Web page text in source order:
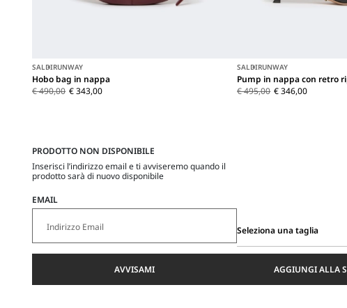
SALDIRUNWAY
Hobo bag in nappa
€ 490,00 € 343,00
PRODOTTO NON DISPONIBILE
Inserisci l’indirizzo email e ti avviseremo quando il
prodotto sarà di nuovo disponibile
EMAIL
AVVISAMI
SALDIRUNWAY
Pump in nappa con retro
€ 495,00 € 346,00
Seleziona una taglia
AGGIUNGI ALLA